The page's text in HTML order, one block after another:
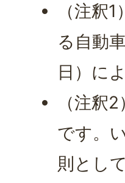
（注釈
る自動
日）に
（注釈
です。
則とし